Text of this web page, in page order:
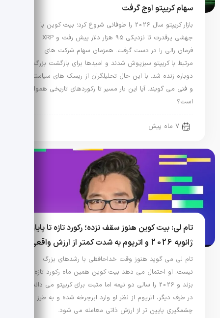
سهام کریپتو اوج گرفت
بازار کریپتو سال 2026 را طوفانی شروع کرد؛ بیت کوین با
جهشی پرقدرت تا نزدیکی 95 هزار دلار پیش رفت و XRP
فرمان رالی را در دست گرفت. همزمان سهام شرکت های
مرتبط با کریپتو سبزپوش شدند و امیدها برای بازگشت بزرگ
دوباره زنده شد. با این حال تحلیلگران از ریسک های سیاستی
و فنی می گویند. آیا این بار مسیر تا رکوردهای تاریخی هموار
است؟
7 ماه پیش
تام لی: بیت کوین هنوز سقف نزده؛ رکورد تازه تا پایان
ژانویه 2026 و اتریوم به شدت کمتر از ارزش واقعی
تام لی می گوید هنوز وقت خداحافظی با رشدهای بزرگ
نیست. او احتمال می دهد بیت کوین همین ماه رکورد تازه
بزند و 2026 را سالی دو نیمه اما مثبت برای کریپتو می داند.
در طرف دیگر، اتریوم از نظر او وارد ابرچرخه شده و به طرز
چشمگیری پایین تر از ارزش ذاتی معامله می شود.